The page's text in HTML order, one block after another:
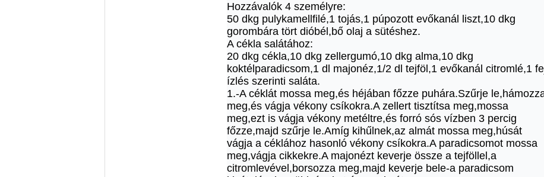
Hozzávalók 4 személyre:
50 dkg pulykamellfilé,1 tojás,1 púpozott evőkanál liszt,10 dkg
gorombára tört dióbél,bő olaj a sütéshez.
A cékla salátához:
20 dkg cékla,10 dkg zellergumó,10 dkg alma,10 dkg
koktélparadicsom,1 dl majonéz,1/2 dl tejföl,1 evőkanál citromlé,1
ízlés szerinti saláta.
1.-A céklát mossa meg,és héjában főzze puhára.Szűrje
meg,és vágja vékony csíkokra.A zellert tisztítsa meg,mossa
meg,ezt is vágja vékony metéltre,és forró sós vízben 3 percig
főzze,majd szűrje le.Amíg kihűlnek,az almát mossa meg,húsát
vágja a céklához hasonló vékony csíkokra.A paradicsomot mossa
meg,vágja cikkekre.A majonézt keverje össze a tejföllel,a
citromlevével,borsozza meg,majd keverje bele-a paradicsom